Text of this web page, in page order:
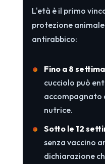
L'età è il primo
protezione
antirabbico:
Fino a 8
cucciolo può
accompagnato
nutrice.
Sotto le 12
senza vaccino
dichiarazione